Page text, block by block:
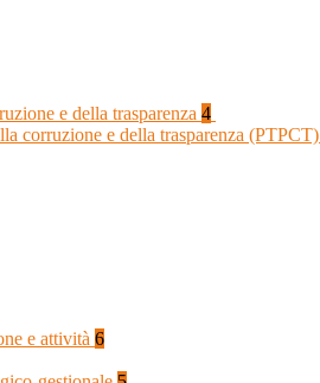
e della trasparenza 4
corruzione e della trasparenza (PTPCT)
e attività 6